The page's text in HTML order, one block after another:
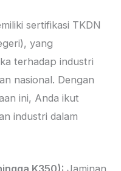
sertifikasi TKDN
yang
terhadap industri
nasional. Dengan
ini, Anda ikut
industri dalam